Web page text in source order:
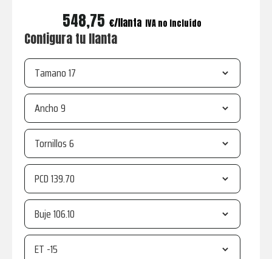
548,75 € IVA no incluído
Configura tu llanta
Tamano
Ancho
Tornillos
PCD
Buje
ET